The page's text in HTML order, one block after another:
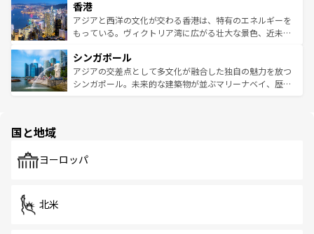
とつ。フォーやバインミー、ベトナムコーヒーなどは、ぜ
ひ現地で味わいたい。どの地域を訪れてもあたたかい人々
が旅行者を迎えてくれるので、きっと忘れられない旅にな
参照してほしい。
の活気が交差している。北部ではチェンマイなどの山岳地
帯で自然と触れ合い、南部ではプーケットやクラビの美し
いビーチでリゾート気分を楽しむことができる。タイ料理
激する。気候は一年中温暖で、どの季節にも異なる楽しみ
が待っている。親しみやすいタイの人々、仏教を中心とし
た文化、そして多様な観光資源が、訪れる旅人を魅了し続
香港
アジアと西洋の文化が交わる香港は、特有のエネルギーを
もっている。ヴィクトリア湾に広がる壮大な景色、近未来
み、どこを訪れても感動するはず。観光スポットが密集し
ており、効率よく見どころを回れるのも魅力。息をのむよ
うな絶景から文化的な体験まで、香港を存分に楽しみ尽く
シンガポール
アジアの交差点として多文化が融合した独自の魅力を放つ
シンガポール。未来的な建築物が並ぶマリーナベイ、歴史
で、ホーカーズは地元の風情を楽しめる外せないスポット
国と地域
ヨーロッパ
北米